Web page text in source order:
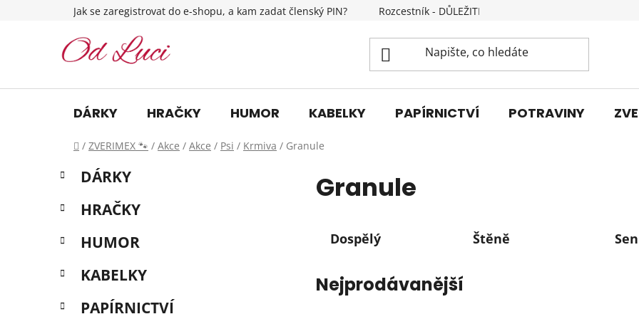
Jak se zaregistrovat do e-shopu, a kam zadat členský PIN? Rozcestník - DŮLEŽITÉ INFORMACE
DÁRKY HRAČKY HUMOR KABELKY PAPÍRNICTVÍ POTRAVINY
Domů
/ ZVERIMEX 🐾 / Akce / Akce / Psi / Krmiva / Granule
P
o
s
r
n
n
Přeskočit
kategorie
K
a
e
o
i
DÁRKY
HRAČKY
HUMOR
KABELKY
PAPÍRNICTVÍ
Granule
Dospělý Štěně
Nejprodávanější